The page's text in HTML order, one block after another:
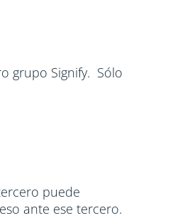
grupo Signify. Sólo
puede
ante ese tercero.